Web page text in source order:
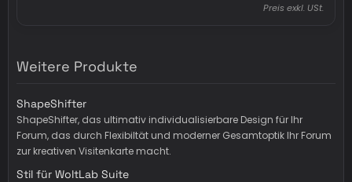
Preis exkl. USt.
Weitere Produkte
ShapeShifter
ShapeShifter, das ultimativ individualisierbare Design für Ihr
Forum, das durch Flexibiltät und moderner Gesamtoptik Ihr Forum
zur kreativen Visitenkarte macht.
Stil für WoltLab Suite